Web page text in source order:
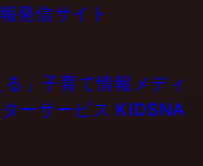
発信サイト
」子育て情報メディ
ーサービス KIDSNA